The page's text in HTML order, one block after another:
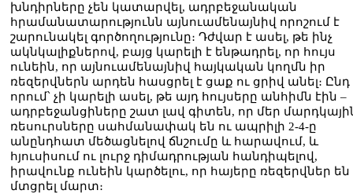
խնդիրները չեն կատարվել, ադրբեջանական
հրամանատարությունն այնուամենայնիվ որոշում է
շարունակել գործողությունը։ Դժվար է ասել, թե ինչ
ակնկալիքներով, բայց կարելի է ենթադրել, որ հույս
ունեին, որ այնուամենայնիվ հայկական կողմն իր
ռեզերվներն արդեն հասցրել է ցաք ու ցրիվ անել։ Ընդ
որում՝ չի կարելի ասել, թե այդ հույսերը անհիմն էին –
ադրբեջանցիները շատ լավ գիտեն, որ մեր
ռեսուրսները սահմանափակ են ու ապրիլի 2-4-ը
անընդհատ մեծացնելով ճնշումը և հարավում, և
հյուսիսում ու լուրջ դիմադրության հանդիպելով,
իրավունք ունեին կարծելու, որ հայերը ռեզերվներ են
մտցրել մարտ։